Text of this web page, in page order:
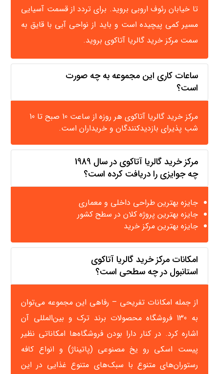
تا خیابان رئوف اروبی بروید. برای تردد از قسمت آسیایی
مسیر کمی پیچیده‌ است و باید از نواحی آبی با قایق به
سمت مرکز خرید گالریا آتاکوی بروید.
ساعات کاری این مجموعه به چه صورت
است؟
مرکز خرید گالریا آتاکوی هر روزه از ساعت 10 صبح تا 10
شب پذیرای بازدیدکنندگان و خریداران است.
مرکز خرید گالریا آتاکوی در سال 1989
چه جوایزی را دریافت کرده است؟
جایزه بهترین طراحی داخلی و معماری
جایزه بهترین پروژه کلان در سطح کشور
جایزه بهترین مرکز خرید
امکانات مرکز خرید گالریا آتاکوی
استانبول در چه سطحی است؟
از جمله امکانات تفریحی – رفاهی این مجموعه می‌توان
به 130 فروشگاه محصولات برند ترک و بین‌المللی آن
اشاره کرد. در کنار دارا بودن فروشگاه‌ها امکاناتی نظیر
پیست اسکی رو یخ مصنوعی (پاتیناژ) و انواع کافه
رستوران‌های متنوع با سبک‌های متنوع غذایی در این